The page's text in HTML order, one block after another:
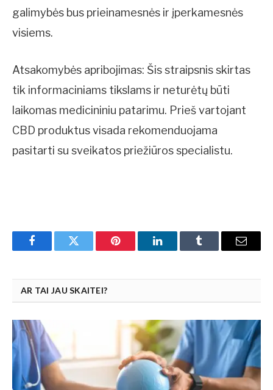
galimybės bus prieinamesnės ir įperkamesnės
visiems.
Atsakomybės apribojimas: Šis straipsnis skirtas
tik informaciniams tikslams ir neturėtų būti
laikomas medicininiu patarimu. Prieš vartojant
CBD produktus visada rekomenduojama
pasitarti su sveikatos priežiūros specialistu.
FacebookTwitter Pinterest LinkedInTumblr Email
AR TAI JAU SKAITEI?